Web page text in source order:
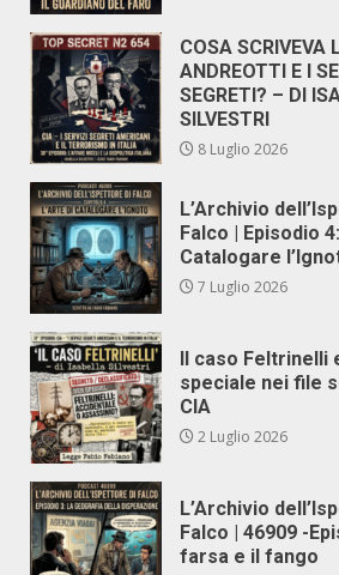
COSA SCRIVEVA
ANDREOTTI E I
SEGRETI? – DI
SILVESTRI
8 Luglio 2026
L’Archivio
Falco | Episodio
Catalogare
7 Luglio 2026
Il caso Feltrinelli
speciale nei file
CIA
2 Luglio 2026
L’Archivio
Falco | 46909 -
farsa e il fango